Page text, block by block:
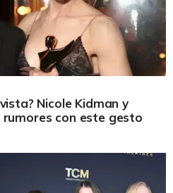
Nicole Kidman y
con este gesto